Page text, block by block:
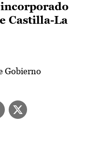
Castilla-La
Gobierno